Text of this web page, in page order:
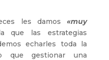
les damos«muy
que las estrategias
echarles toda la
que gestionar una